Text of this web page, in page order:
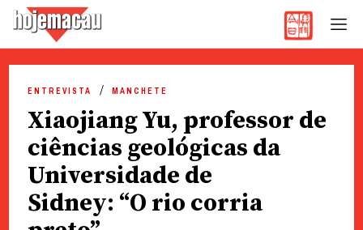
content
ENTREVISTA MANCHETE
Xiaojiang Yu, professor de
ciências geológicas da
Universidade de
Sidney: “O rio corria